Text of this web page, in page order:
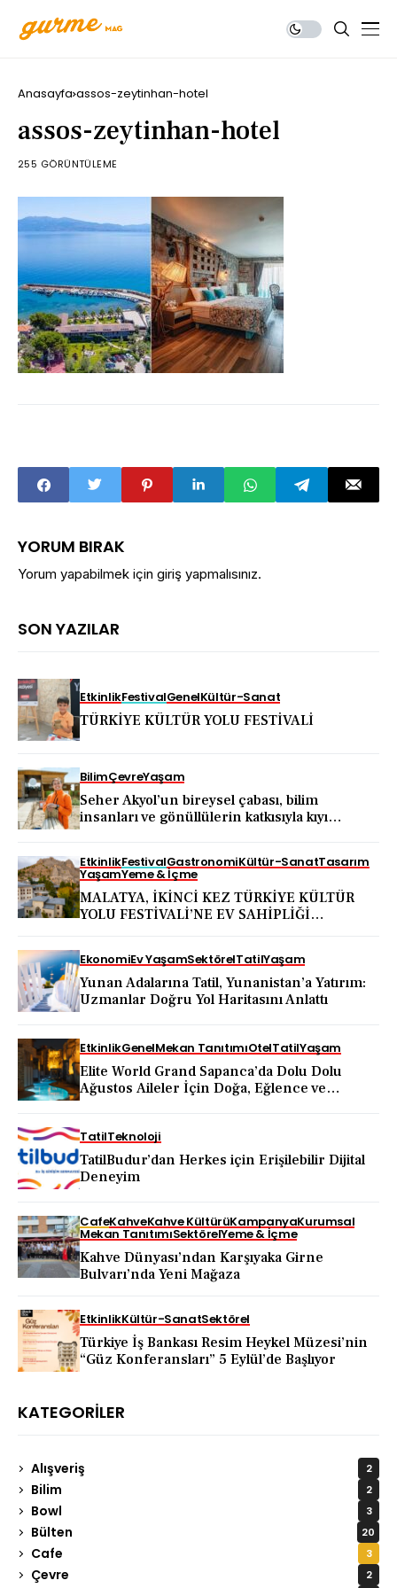
Anasayfa assos-zeytinhan-hotel
assos-zeytinhan-hotel
255 GÖRÜNTÜLEME
YORUM BIRAK
Yorum yapabilmek için giriş yapmalısınız.
SON YAZILAR
EtkinlikFestivalGenelKültür-Sanat
TÜRKİYE KÜLTÜR YOLU FESTİVALİ
BilimÇevreYaşam
Seher Akyol’un bireysel çabası, bilim
insanları ve gönüllülerin katkısıyla kıyı
EtkinlikFestivalGastronomiKültür-SanatTasarım
YaşamYeme & İçme
MALATYA, İKİNCİ KEZ TÜRKİYE KÜLTÜR
YOLU FESTİVALİ’NE EV SAHİPLİĞİ
EkonomiEv YaşamSektörelTatilYaşam
Yunan Adalarına Tatil, Yunanistan’a Yatırım:
Uzmanlar Doğru Yol Haritasını Anlattı
EtkinlikGenelMekan TanıtımıOtelTatilYaşam
Elite World Grand Sapanca’da Dolu Dolu
Ağustos Aileler İçin Doğa, Eğlence ve
TatilTeknoloji
TatilBudur’dan Herkes için Erişilebilir Dijital
Deneyim
CafeKahveKahve KültürüKampanyaKurumsal
Mekan TanıtımıSektörelYeme & İçme
Kahve Dünyası’ndan Karşıyaka Girne
Bulvarı’nda Yeni Mağaza
EtkinlikKültür-SanatSektörel
Türkiye İş Bankası Resim Heykel Müzesi’nin
“Güz Konferansları” 5 Eylül’de Başlıyor
KATEGORILER
Alışveriş 2
Bilim 2
Bowl 3
Bülten 20
Cafe 3
Çevre 2